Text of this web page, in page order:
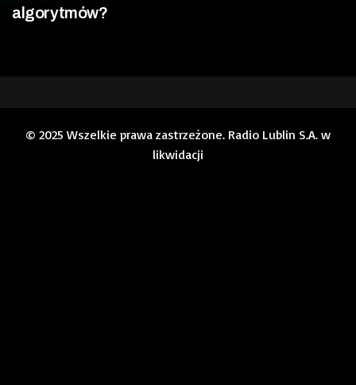
algorytmów?
© 2025 Wszelkie prawa zastrzeżone. Radio Lublin S.A. w
likwidacji